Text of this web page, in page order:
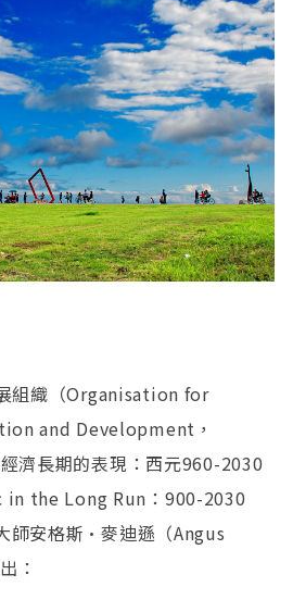
組織（Organisation for
and Development，
濟長期的表現：西元960-2030
in the Long Run：900-2030
師安格斯•麥迪遜（Angus
：